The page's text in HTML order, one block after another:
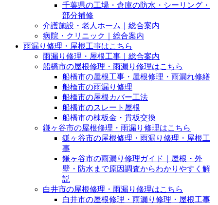
千葉県の工場・倉庫の防水・シーリング・
部分補修
介護施設・老人ホーム｜総合案内
病院・クリニック｜総合案内
雨漏り修理・屋根工事はこちら
雨漏り修理・屋根工事｜総合案内
船橋市の屋根修理・雨漏り修理はこちら
船橋市の屋根工事・屋根修理・雨漏れ修繕
船橋市の雨漏り修理
船橋市の屋根カバー工法
船橋市のスレート屋根
船橋市の棟板金・貫板交換
鎌ヶ谷市の屋根修理・雨漏り修理はこちら
鎌ヶ谷市の屋根修理・雨漏り修理・屋根工
事
鎌ヶ谷市の雨漏り修理ガイド｜屋根・外
壁・防水まで原因調査からわかりやすく解
説
白井市の屋根修理・雨漏り修理はこちら
白井市の屋根修理・雨漏り修理・屋根工事